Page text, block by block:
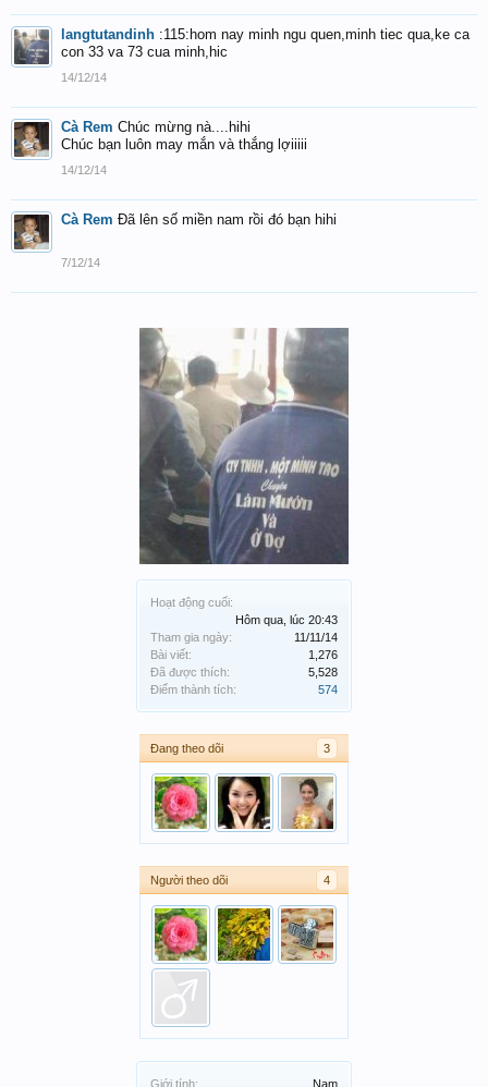
Hoạt động cuối:
Hôm qua, lúc 20:43
Tham gia ngày:
11/11/14
Bài viết:
1,276
Đã được thích:
5,528
Điểm thành tích:
574
Đang theo dõi 3
Người theo dõi 4
Giới tính: Nam
langtutandinh :115:hom nay minh ngu quen,minh tiec qua,ke ca
con 33 va 73 cua minh,hic
14/12/14
Cà Rem Chúc mừng nà....hihi
Chúc bạn luôn may mắn và thắng lợiiiii
14/12/14
Cà Rem Đã lên số miền nam rồi đó bạn hihi
7/12/14